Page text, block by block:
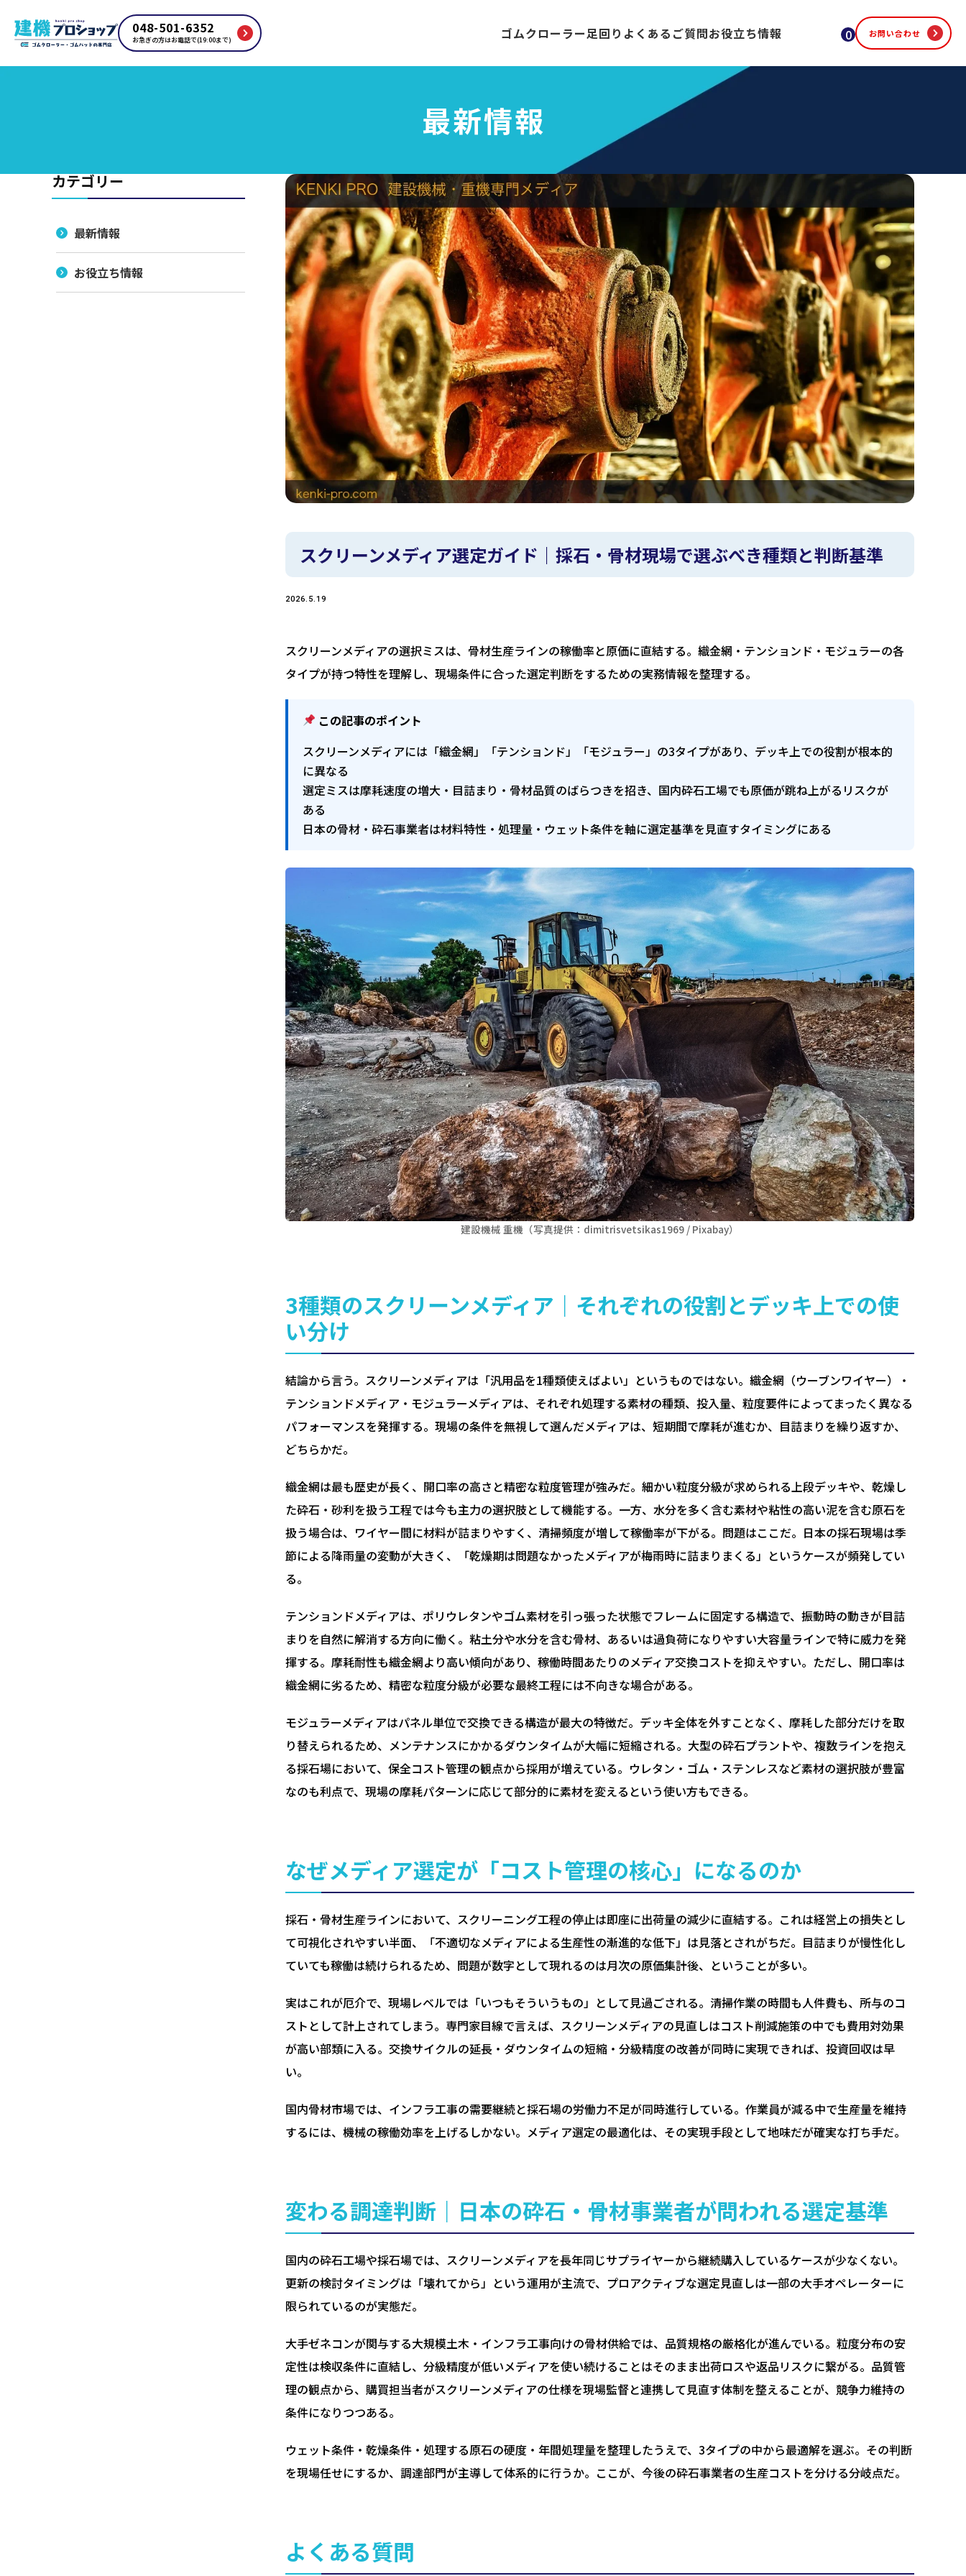
048-501-6352
お急ぎの方はお電話で(19:00まで) ゴムクローラー足回り よくあるご質問お役立ち情報 0 お問い合わせ
最新情報
スクリーンメディア選定ガイド｜採石・骨材現場で選ぶべき種類と判断基準
2026.5.19
スクリーンメディアの選択ミスは、骨材生産ラインの稼働率と原価に直結する。織金網・テンションド・モジュラーの各
タイプが持つ特性を理解し、現場条件に合った選定判断をするための実務情報を整理する。
この記事のポイント
スクリーンメディアには「織金網」「テンションド」「モジュラー」の3タイプがあり、デッキ上での役割が根本的
に異なる
選定ミスは摩耗速度の増大・目詰まり・骨材品質のばらつきを招き、国内砕石工場でも原価が跳ね上がるリスクが
ある
日本の骨材・砕石事業者は材料特性・処理量・ウェット条件を軸に選定基準を見直すタイミングにある
建設機械 重機（写真提供：dimitrisvetsikas1969 / Pixabay）
3種類のスクリーンメディア｜それぞれの役割とデッキ上での使
い分け
結論から言う。スクリーンメディアは「汎用品を1種類使えばよい」というものではない。織金網（ウーブンワイヤー）・
テンションドメディア・モジュラーメディアは、それぞれ処理する素材の種類、投入量、粒度要件によってまったく異なる
パフォーマンスを発揮する。現場の条件を無視して選んだメディアは、短期間で摩耗が進むか、目詰まりを繰り返すか、
どちらかだ。
織金網は最も歴史が長く、開口率の高さと精密な粒度管理が強みだ。細かい粒度分級が求められる上段デッキや、乾燥し
た砕石・砂利を扱う工程では今も主力の選択肢として機能する。一方、水分を多く含む素材や粘性の高い泥を含む原石を
扱う場合は、ワイヤー間に材料が詰まりやすく、清掃頻度が増して稼働率が下がる。問題はここだ。日本の採石現場は季
節による降雨量の変動が大きく、「乾燥期は問題なかったメディアが梅雨時に詰まりまくる」というケースが頻発してい
る。
テンションドメディアは、ポリウレタンやゴム素材を引っ張った状態でフレームに固定する構造で、振動時の動きが目詰
まりを自然に解消する方向に働く。粘土分や水分を含む骨材、あるいは過負荷になりやすい大容量ラインで特に威力を発
揮する。摩耗耐性も織金網より高い傾向があり、稼働時間あたりのメディア交換コストを抑えやすい。ただし、開口率は
織金網に劣るため、精密な粒度分級が必要な最終工程には不向きな場合がある。
モジュラーメディアはパネル単位で交換できる構造が最大の特徴だ。デッキ全体を外すことなく、摩耗した部分だけを取
り替えられるため、メンテナンスにかかるダウンタイムが大幅に短縮される。大型の砕石プラントや、複数ラインを抱え
る採石場において、保全コスト管理の観点から採用が増えている。ウレタン・ゴム・ステンレスなど素材の選択肢が豊富
なのも利点で、現場の摩耗パターンに応じて部分的に素材を変えるという使い方もできる。
なぜメディア選定が「コスト管理の核心」になるのか
採石・骨材生産ラインにおいて、スクリーニング工程の停止は即座に出荷量の減少に直結する。これは経営上の損失とし
て可視化されやすい半面、「不適切なメディアによる生産性の漸進的な低下」は見落とされがちだ。目詰まりが慢性化し
ていても稼働は続けられるため、問題が数字として現れるのは月次の原価集計後、ということが多い。
実はこれが厄介で、現場レベルでは「いつもそういうもの」として見過ごされる。清掃作業の時間も人件費も、所与のコ
ストとして計上されてしまう。専門家目線で言えば、スクリーンメディアの見直しはコスト削減施策の中でも費用対効果
が高い部類に入る。交換サイクルの延長・ダウンタイムの短縮・分級精度の改善が同時に実現できれば、投資回収は早
い。
国内骨材市場では、インフラ工事の需要継続と採石場の労働力不足が同時進行している。作業員が減る中で生産量を維持
するには、機械の稼働効率を上げるしかない。メディア選定の最適化は、その実現手段として地味だが確実な打ち手だ。
変わる調達判断｜日本の砕石・骨材事業者が問われる選定基準
国内の砕石工場や採石場では、スクリーンメディアを長年同じサプライヤーから継続購入しているケースが少なくない。
更新の検討タイミングは「壊れてから」という運用が主流で、プロアクティブな選定見直しは一部の大手オペレーターに
限られているのが実態だ。
大手ゼネコンが関与する大規模土木・インフラ工事向けの骨材供給では、品質規格の厳格化が進んでいる。粒度分布の安
定性は検収条件に直結し、分級精度が低いメディアを使い続けることはそのまま出荷ロスや返品リスクに繋がる。品質管
理の観点から、購買担当者がスクリーンメディアの仕様を現場監督と連携して見直す体制を整えることが、競争力維持の
条件になりつつある。
ウェット条件・乾燥条件・処理する原石の硬度・年間処理量を整理したうえで、3タイプの中から最適解を選ぶ。その判断
を現場任せにするか、調達部門が主導して体系的に行うか。ここが、今後の砕石事業者の生産コストを分ける分岐点だ。
よくある質問
カテゴリー
最新情報
お役立ち情報